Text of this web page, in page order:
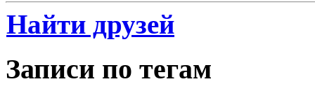
Найти друзей
Записи по тегам